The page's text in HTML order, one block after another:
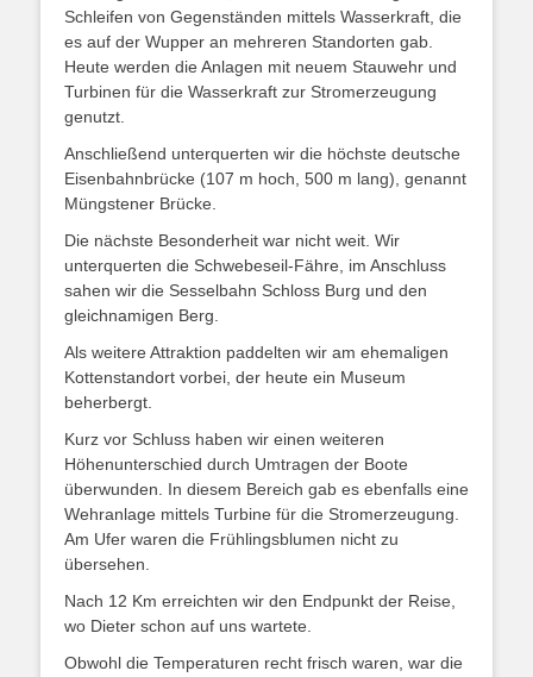
Schleifen von Gegenständen mittels Wasserkraft, die
es auf der Wupper an mehreren Standorten gab.
Heute werden die Anlagen mit neuem Stauwehr und
Turbinen für die Wasserkraft zur Stromerzeugung
genutzt.
Anschließend unterquerten wir die höchste deutsche
Eisenbahnbrücke (107 m hoch, 500 m lang), genannt
Müngstener Brücke.
Die nächste Besonderheit war nicht weit. Wir
unterquerten die Schwebeseil-Fähre, im Anschluss
sahen wir die Sesselbahn Schloss Burg und den
gleichnamigen Berg.
Als weitere Attraktion paddelten wir am ehemaligen
Kottenstandort vorbei, der heute ein Museum
beherbergt.
Kurz vor Schluss haben wir einen weiteren
Höhenunterschied durch Umtragen der Boote
überwunden. In diesem Bereich gab es ebenfalls eine
Wehranlage mittels Turbine für die Stromerzeugung.
Am Ufer waren die Frühlingsblumen nicht zu
übersehen.
Nach 12 Km erreichten wir den Endpunkt der Reise,
wo Dieter schon auf uns wartete.
Obwohl die Temperaturen recht frisch waren, war die